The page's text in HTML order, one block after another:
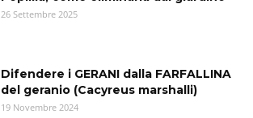
26 Settembre 2025
Difendere i GERANI dalla FARFALLINA
del geranio (Cacyreus marshalli)
19 Novembre 2024